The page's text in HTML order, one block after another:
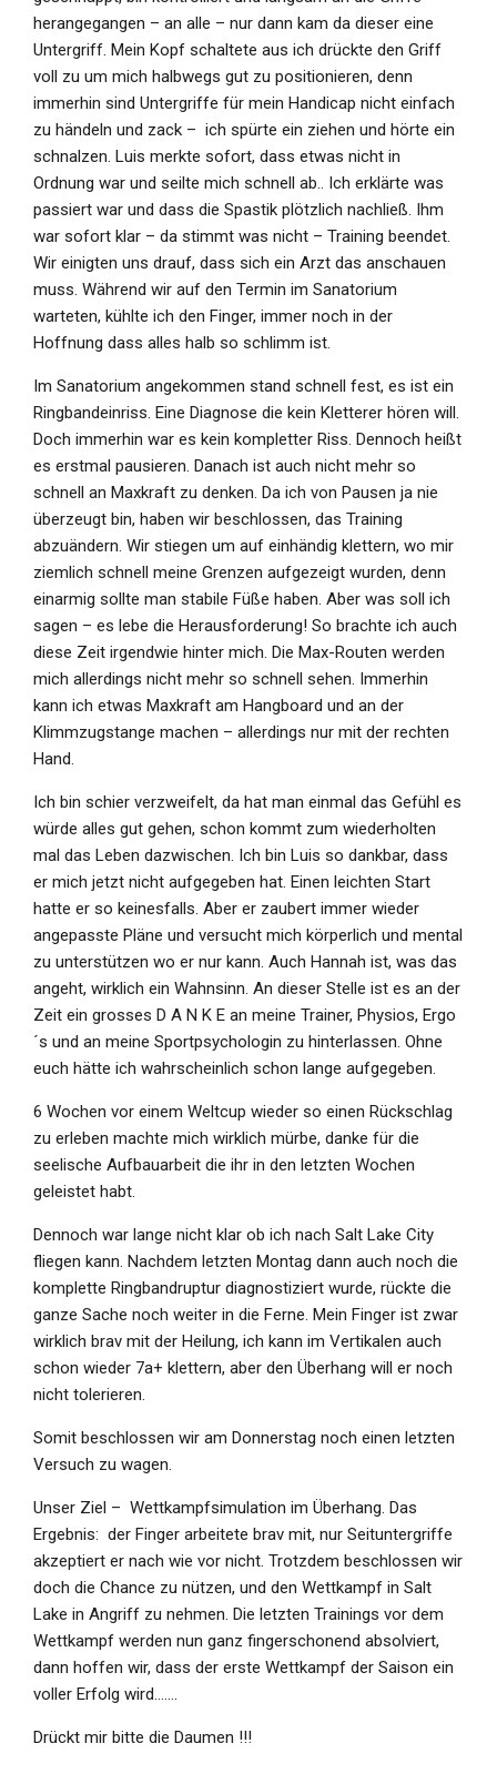
herangegangen – an alle – nur dann kam da dieser eine
Untergriff. Mein Kopf schaltete aus ich drückte den Griff
voll zu um mich halbwegs gut zu positionieren, denn
immerhin sind Untergriffe für mein Handicap nicht einfach
zu händeln und zack – ich spürte ein ziehen und hörte ein
schnalzen. Luis merkte sofort, dass etwas nicht in
Ordnung war und seilte mich schnell ab.. Ich erklärte was
passiert war und dass die Spastik plötzlich nachließ. Ihm
war sofort klar – da stimmt was nicht – Training beendet.
Wir einigten uns drauf, dass sich ein Arzt das anschauen
muss. Während wir auf den Termin im Sanatorium
warteten, kühlte ich den Finger, immer noch in der
Hoffnung dass alles halb so schlimm ist.
Im Sanatorium angekommen stand schnell fest, es ist ein
Ringbandeinriss. Eine Diagnose die kein Kletterer hören will.
Doch immerhin war es kein kompletter Riss. Dennoch heißt
es erstmal pausieren. Danach ist auch nicht mehr so
schnell an Maxkraft zu denken. Da ich von Pausen ja nie
überzeugt bin, haben wir beschlossen, das Training
abzuändern. Wir stiegen um auf einhändig klettern, wo mir
ziemlich schnell meine Grenzen aufgezeigt wurden, denn
einarmig sollte man stabile Füße haben. Aber was soll ich
sagen – es lebe die Herausforderung! So brachte ich auch
diese Zeit irgendwie hinter mich. Die Max-Routen werden
mich allerdings nicht mehr so schnell sehen. Immerhin
kann ich etwas Maxkraft am Hangboard und an der
Klimmzugstange machen – allerdings nur mit der rechten
Hand.
Ich bin schier verzweifelt, da hat man einmal das Gefühl es
würde alles gut gehen, schon kommt zum wiederholten
mal das Leben dazwischen. Ich bin Luis so dankbar, dass
er mich jetzt nicht aufgegeben hat. Einen leichten Start
hatte er so keinesfalls. Aber er zaubert immer wieder
angepasste Pläne und versucht mich körperlich und mental
zu unterstützen wo er nur kann. Auch Hannah ist, was das
angeht, wirklich ein Wahnsinn. An dieser Stelle ist es an der
Zeit ein grosses D A N K E an meine Trainer, Physios, Ergo
´s und an meine Sportpsychologin zu hinterlassen. Ohne
euch hätte ich wahrscheinlich schon lange aufgegeben.
6 Wochen vor einem Weltcup wieder so einen Rückschlag
zu erleben machte mich wirklich mürbe, danke für die
seelische Aufbauarbeit die ihr in den letzten Wochen
geleistet habt.
Dennoch war lange nicht klar ob ich nach Salt Lake City
fliegen kann. Nachdem letzten Montag dann auch noch die
komplette Ringbandruptur diagnostiziert wurde, rückte die
ganze Sache noch weiter in die Ferne. Mein Finger ist zwar
wirklich brav mit der Heilung, ich kann im Vertikalen auch
schon wieder 7a+ klettern, aber den Überhang will er noch
nicht tolerieren.
Somit beschlossen wir am Donnerstag noch einen letzten
Versuch zu wagen.
Unser Ziel – Wettkampfsimulation im Überhang. Das
Ergebnis: der Finger arbeitete brav mit, nur Seituntergriffe
akzeptiert er nach wie vor nicht. Trotzdem beschlossen wir
doch die Chance zu nützen, und den Wettkampf in Salt
Lake in Angriff zu nehmen. Die letzten Trainings vor dem
Wettkampf werden nun ganz fingerschonend absolviert,
dann hoffen wir, dass der erste Wettkampf der Saison ein
voller Erfolg wird…….
Drückt mir bitte die Daumen !!!